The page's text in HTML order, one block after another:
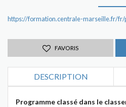
https://formation.centrale-marseille.fr/
FAVORIS
DESCRIPTION
Programme classé dans le